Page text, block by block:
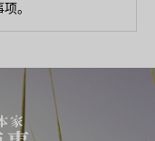
。